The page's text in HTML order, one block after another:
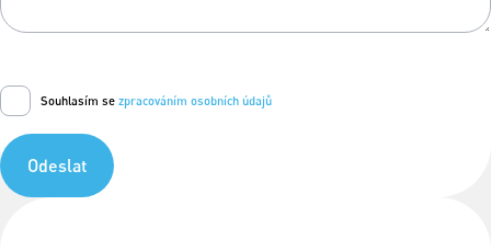
Souhlasím se zpracováním osobních údajů
Odeslat